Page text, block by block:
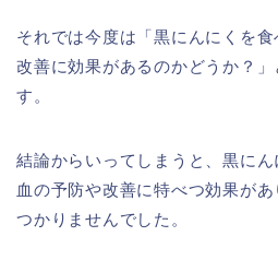
それでは今度は「黒にんにくを
改善に効果があるのかどうか？
す。
結論からいってしまうと、黒に
血の予防や改善に特べつ効果が
つかりませんでした。